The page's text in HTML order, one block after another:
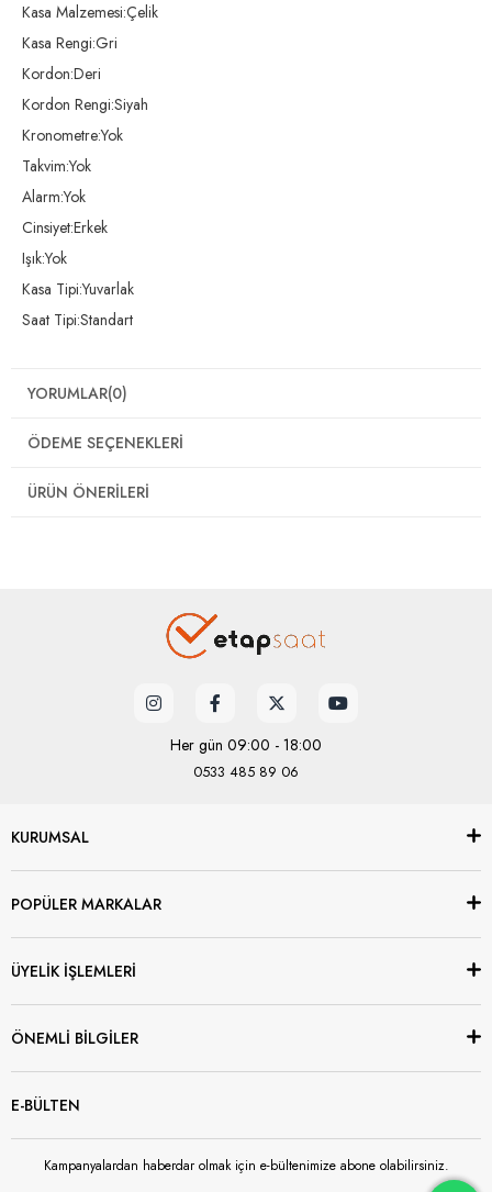
Kasa Malzemesi:Çelik
Kasa Rengi:Gri
Kordon:Deri
Kordon Rengi:Siyah
Kronometre:Yok
Takvim:Yok
Alarm:Yok
Cinsiyet:Erkek
Işık:Yok
Kasa Tipi:Yuvarlak
Saat Tipi:Standart
YORUMLAR(0)
ÖDEME SEÇENEKLERI
ÜRÜN ÖNERILERI
Her gün 09:00 - 18:00
0533 485 89 06
KURUMSAL
POPÜLER MARKALAR
ÜYELİK İŞLEMLERİ
ÖNEMLİ BİLGİLER
E-BÜLTEN
Kampanyalardan haberdar olmak için e-bültenimize abone olabilirsiniz.